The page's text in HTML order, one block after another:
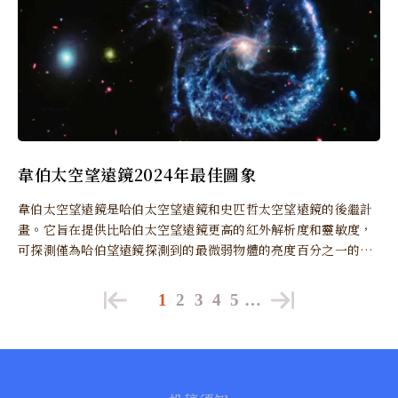
韋伯太空望遠鏡2024年最佳圖象
韋伯太空望遠鏡是哈伯太空望遠鏡和史匹哲太空望遠鏡的後繼計
畫。它旨在提供比哈伯太空望遠鏡更高的紅外解析度和靈敏度，
可探測僅為哈伯望遠鏡探測到的最微弱物體的亮度百分之一的物
1 2 3 4 5 …